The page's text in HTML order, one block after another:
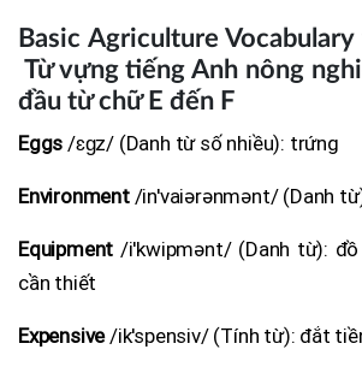
Basic Agriculture
Từ vựng tiếng Anh nông
đầu từ chữ E đến F
Eggs /ɛɡz/ (Danh từ số nhiều): trứng
Environment/in'vaiərənmənt/ (Danh
Equipment /i'kwipmənt/ (Danh từ):
cần thiết
Expensive/ik'spensiv/ (Tính từ): đắt